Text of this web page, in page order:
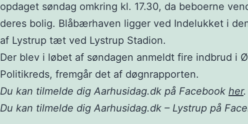
opdaget søndag omkring kl. 17.30, da beboerne
deres bolig. Blåbærhaven ligger ved Indelukket i
af Lystrup tæt ved Lystrup Stadion.
Der blev i løbet af søndagen anmeldt fire indbrud i
Politikreds, fremgår det af døgnrapporten.
Du kan tilmelde dig Aarhusidag.dk på Facebook her.
Du kan tilmelde dig Aarhusidag.dk – Lystrup på